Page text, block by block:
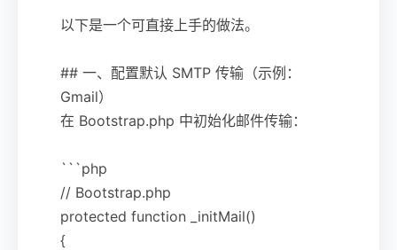
以下是一个可直接上手的做法。
## 一、配置默认 SMTP 传输（示例：
Gmail）
在 Bootstrap.php 中初始化邮件传输：
```php
// Bootstrap.php
protected function _initMail()
{